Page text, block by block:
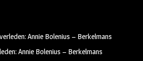
Annie Bolenius – Berkelmans
Annie Bolenius – Berkelmans